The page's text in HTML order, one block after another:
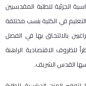
الجزئية للطلبة المقدسيين
في الكلية بنسب مختلفة
بالالتحاق بها في الفصل
2021/2022، وذلك نظراً للظروف الاقتصادية الراهنة
القدس الشريف.